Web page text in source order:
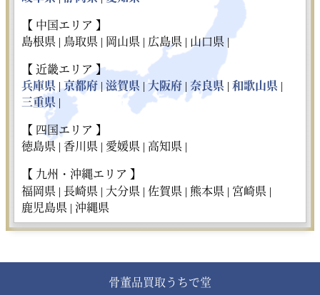
【 中国エリア 】
島根県 | 鳥取県 | 岡山県 | 広島県 | 山口県 |
【 近畿エリア 】
兵庫県 |京都府| 滋賀県 | 大阪府 | 奈良県 | 和歌山県 |
三重県 |
【 四国エリア 】
徳島県 | 香川県 | 愛媛県 | 高知県 |
【 九州・沖縄エリア 】
福岡県 | 長崎県 | 大分県 | 佐賀県 | 熊本県 | 宮崎県 |
鹿児島県 | 沖縄県
骨董品買取うちで堂